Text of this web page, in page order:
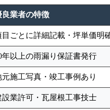
良業者の特徴
目ごとに詳細記載・坪単価明
年以上の雨漏り保証書発行
元施工写真・竣工事例あり
設業許可・瓦屋根工事技士